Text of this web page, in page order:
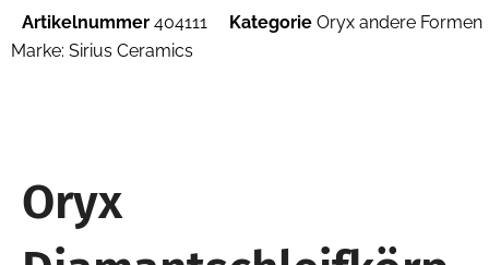
Artikelnummer 404111 Kategorie Oryx andere Formen
Marke: Sirius Ceramics
Oryx